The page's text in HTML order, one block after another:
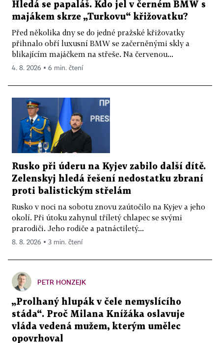
Hledá se papaláš. Kdo jel v černém BMW s
majákem skrze „Turkovu“ křižovatku?
Před několika dny se do jedné pražské křižovatky
přihnalo obří luxusní BMW se začerněnými skly a
blikajícím majáčkem na střeše. Na červenou...
4. 8. 2026 ▪ 6 min. čtení
Rusko při úderu na Kyjev zabilo další dítě.
Zelenskyj hledá řešení nedostatku zbraní
proti balistickým střelám
Rusko v noci na sobotu znovu zaútočilo na Kyjev a jeho
okolí. Při útoku zahynul tříletý chlapec se svými
prarodiči. Jeho rodiče a patnáctiletý...
8. 8. 2026 ▪ 3 min. čtení
PETR HONZEJK
„Prolhaný hlupák v čele nemyslícího
stáda“. Proč Milana Knížáka oslavuje
vláda vedená mužem, kterým umělec
opovrhoval